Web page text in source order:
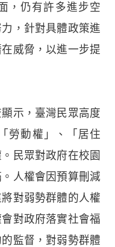
，仍有許多進步空
，針對具體政策進
威脅，以進一步提
示，臺灣民眾高度
勞動權」、「居住
民眾對政府在校園
人權會因預算刪減
對弱勢群體的人權
對政府落實社會福
監督，對弱勢群體